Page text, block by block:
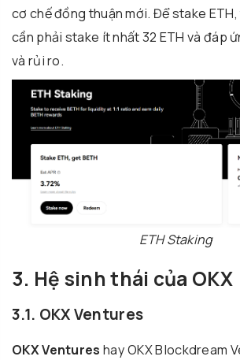
cơ chế đồng thuận mới. Để stake
cần phải stake ít nhất 32 ETH và đáp
và rủi ro.
ETH Staking
3. Hệ sinh thái của OKX
3.1. OKX Ventures
OKX Ventures hay OKX Blockdream